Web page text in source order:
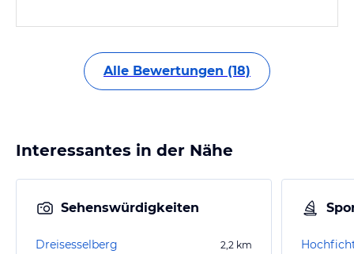
Alle Bewertungen (18)
Interessantes in der Nähe
Sehenswürdigkeiten
Dreisesselberg 2,2 km